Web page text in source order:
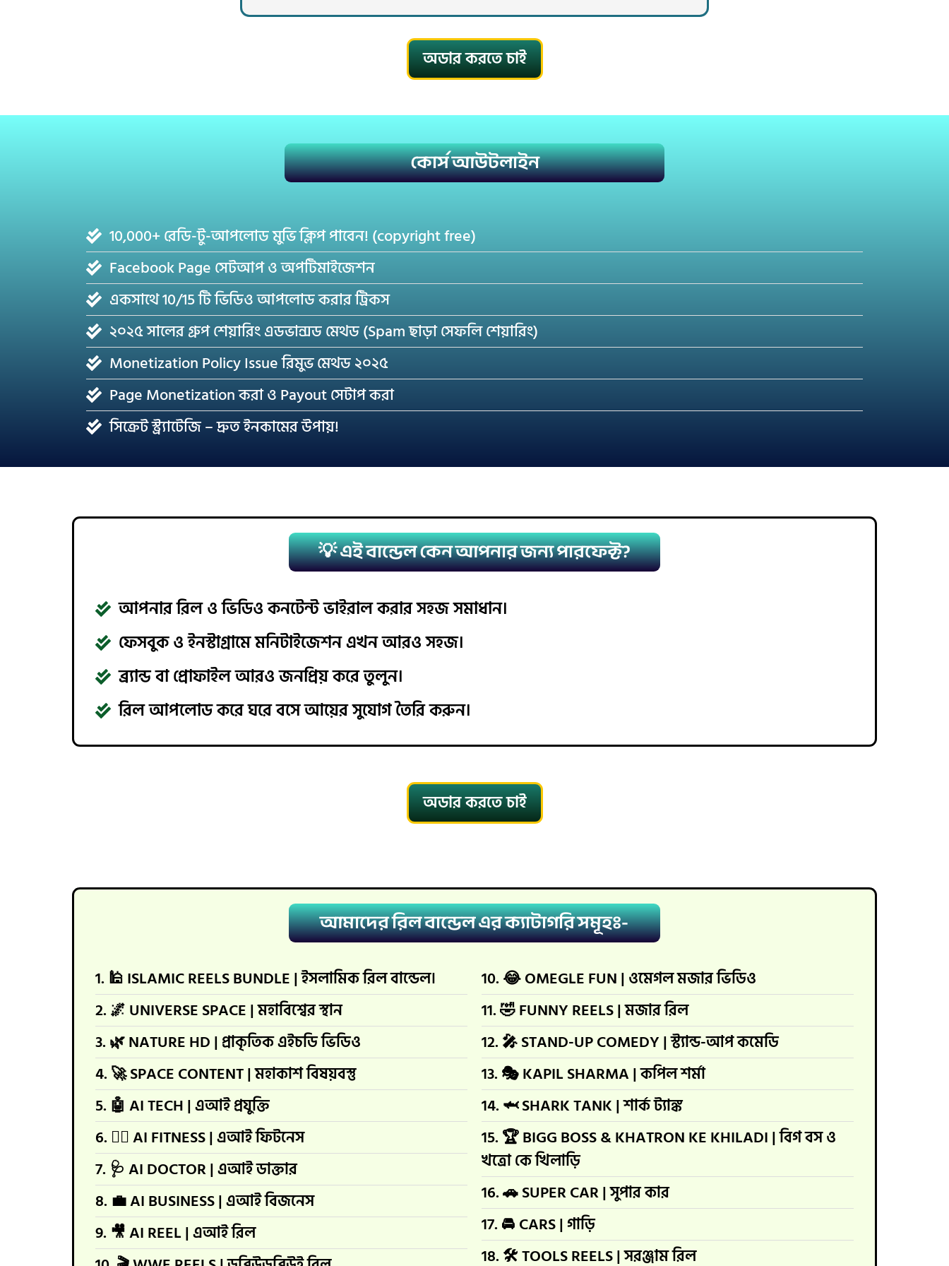
অডার করতে চাই
কোর্স আউটলাইন
10,000+ রেডি-টু-আপলোড মুভি ক্লিপ পাবেন! (copyright free)
Facebook Page সেটআপ ও অপটিমাইজেশন
একসাথে 10/15 টি ভিডিও আপলোড করার ট্রিকস
২০২৫ সালের গ্রুপ শেয়ারিং এডভান্সড মেথড (Spam ছাড়া সেফলি শেয়ারিং)
Monetization Policy Issue রিমুভ মেথড ২০২৫
Page Monetization করা ও Payout সেটাপ করা
সিক্রেট স্ট্র্যাটেজি – দ্রুত ইনকামের উপায়!
💡 এই বান্ডেল কেন আপনার জন্য পারফেক্ট?
আপনার রিল ও ভিডিও কনটেন্ট ভাইরাল করার সহজ সমাধান।
ফেসবুক ও ইনস্টাগ্রামে মনিটাইজেশন এখন আরও সহজ।
ব্র্যান্ড বা প্রোফাইল আরও জনপ্রিয় করে তুলুন।
রিল আপলোড করে ঘরে বসে আয়ের সুযোগ তৈরি করুন।
অডার করতে চাই
আমাদের রিল বান্ডেল এর ক্যাটাগরি সমূহঃ-
1. 🕌 ISLAMIC REELS BUNDLE | ইসলামিক রিল বান্ডেল।
2. 🌌 UNIVERSE SPACE | মহাবিশ্বের স্থান
3. 🌿 NATURE HD | প্রাকৃতিক এইচডি ভিডিও
4. 🚀 SPACE CONTENT | মহাকাশ বিষয়বস্তু
5. 🤖 AI TECH | এআই প্রযুক্তি
6. 🏋️‍♂️ AI FITNESS | এআই ফিটনেস
7. 🩺 AI DOCTOR | এআই ডাক্তার
8. 💼 AI BUSINESS | এআই বিজনেস
9. 🎥 AI REEL | এআই রিল
10. 😂 OMEGLE FUN | ওমেগল মজার ভিডিও
11. 🤣 FUNNY REELS | মজার রিল
12. 🎤 STAND-UP COMEDY | স্ট্যান্ড-আপ কমেডি
13. 🎭 KAPIL SHARMA | কপিল শর্মা
14. 🦈 SHARK TANK | শার্ক ট্যাঙ্ক
15. 🏆 BIGG BOSS & KHATRON KE KHILADI | বিগ বস ও
খত্রো কে খিলাড়ি
16. 🚗 SUPER CAR | সুপার কার
17. 🚘 CARS | গাড়ি
18. 🛠️ TOOLS REELS | সরঞ্জাম রিল